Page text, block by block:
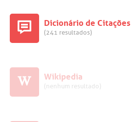
Dicionário de Citações
(241 resultados)
Wikipedia
(nenhum resultado)